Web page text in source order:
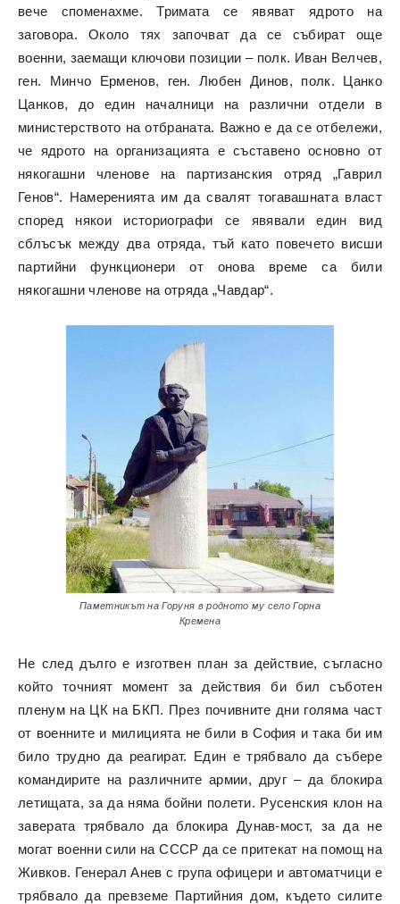
вече споменахме. Тримата се явяват ядрото на
заговора. Около тях започват да се събират още
военни, заемащи ключови позиции – полк. Иван Велчев,
ген. Минчо Ерменов, ген. Любен Динов, полк. Цанко
Цанков, до един началници на различни отдели в
министерството на отбраната. Важно е да се отбележи,
че ядрото на организацията е съставено основно от
някогашни членове на партизанския отряд „Гаврил
Генов“. Намеренията им да свалят тогавашната власт
според някои историографи се явявали един вид
сблъсък между два отряда, тъй като повечето висши
партийни функционери от онова време са били
някогашни членове на отряда „Чавдар“.
Паметникът на Горуня в родното му село Горна
Кремена
Не след дълго е изготвен план за действие, съгласно
който точният момент за действия би бил съботен
пленум на ЦК на БКП. През почивните дни голяма част
от военните и милицията не били в София и така би им
било трудно да реагират. Един е трябвало да събере
командирите на различните армии, друг – да блокира
летищата, за да няма бойни полети. Русенския клон на
заверата трябвало да блокира Дунав-мост, за да не
могат военни сили на СССР да се притекат на помощ на
Живков. Генерал Анев с група офицери и автоматчици е
трябвало да превземе Партийния дом, където силите